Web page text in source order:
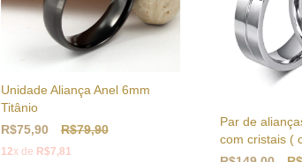
Unidade Aliança Anel 6mm
Titânio
R$75,90
R$79,90
12x de R$7,81
Par de
com cristais (